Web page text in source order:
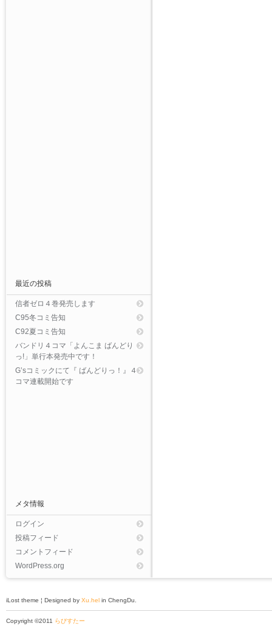
最近の投稿
信者ゼロ４巻発売します
C95冬コミ告知
C92夏コミ告知
バンドリ４コマ「よんこま ばんどり
っ!」単行本発売中です！
G’sコミックにて『 ばんどりっ！』４
コマ連載開始です
メタ情報
ログイン
投稿フィード
コメントフィード
WordPress.org
iLost theme ¦ Designed by Xu.hel in ChengDu.
Copyright ©2011 らびすたー